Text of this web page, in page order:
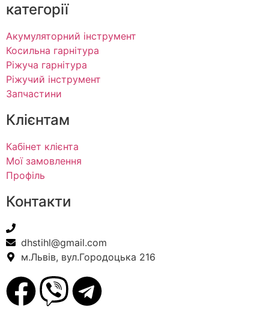
категорії
Акумуляторний інструмент
Косильна гарнітура
Ріжуча гарнітура
Ріжучий інструмент
Запчастини
Клієнтам
Кабінет клієнта
Мої замовлення
Профіль
Контакти
dhstihl@gmail.com
м.Львів, вул.Городоцька 216